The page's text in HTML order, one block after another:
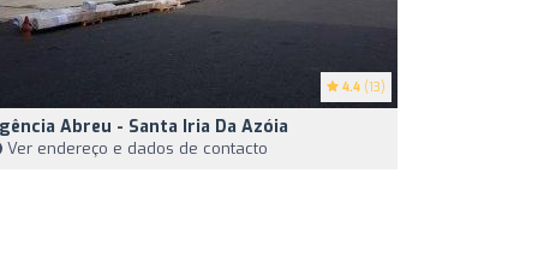
4.4 (13)
Abreu - Santa Iria Da Azóia
Ver endereço e dados de contacto